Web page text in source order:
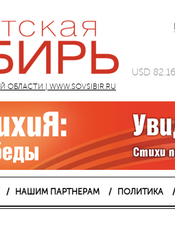
| WWW.SOVSIBIR.RU
USD
НАШИМ ПАРТНЕРАМ ПОЛИТИКА